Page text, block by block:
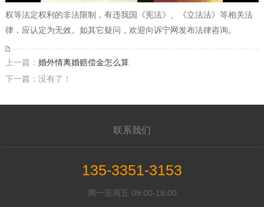
权等法定权利的非法限制，有违我国《宪法》、《立法法》等相关法
律，应认定为无效。如其它疑问，欢迎向诉宁网发布法律咨询。
上一篇： 婚外情离婚赔偿金怎么算
下一篇：没有了！
联系我们
135-3351-3153
周一至周五 09:00-18:00